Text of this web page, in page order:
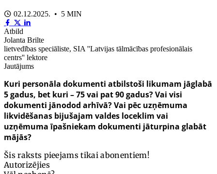
02.12.2025. • 5 MIN
Atbild
Jolanta Brilte
lietvedības speciāliste, SIA ''Latvijas tālmācības profesionālais
centrs'' lektore
Jautājums
Kuri personāla dokumenti atbilstoši likumam jāglabā
5 gadus, bet kuri – 75 vai pat 90 gadus? Vai visi
dokumenti jānodod arhīvā? Vai pēc uzņēmuma
likvidēšanas bijušajam valdes loceklim vai
uzņēmuma īpašniekam dokumenti jāturpina glabāt
mājās?
Šis raksts pieejams tikai abonentiem!
Autorizējies